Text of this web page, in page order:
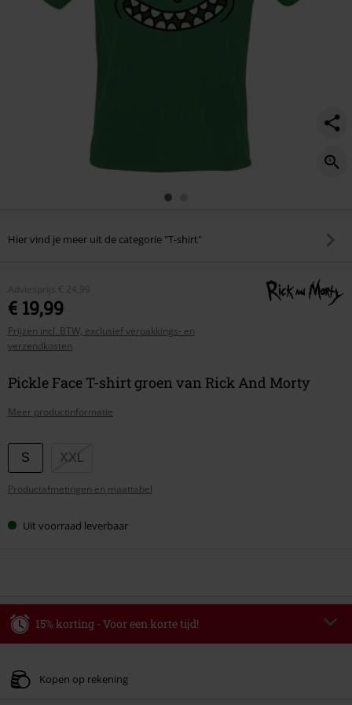
Hier vind je meer uit de categorie "T-shirt"
Adviesprijs € 24,99
€ 19,99
Prijzen incl. BTW, exclusief verpakkings- en
verzendkosten
Pickle Face T-shirt groen van Rick And Morty
Meer productinformatie
Kies
je
maat
S XXL
Productafmetingen en maattabel
Uit voorraad leverbaar
15% korting - Voor een korte tijd!
Geldig t/m 09-08-2026
Kopen op rekening